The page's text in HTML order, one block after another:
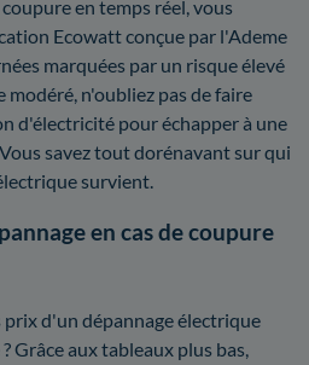
en temps réel, vous
Ecowatt conçue par l'Ademe
marquées par un risque élevé
modéré, n'oubliez pas de faire
d'électricité pour échapper à une
savez tout dorénavant sur qui
survient.
en cas de coupure
d'un dépannage électrique
Grâce aux tableaux plus bas,